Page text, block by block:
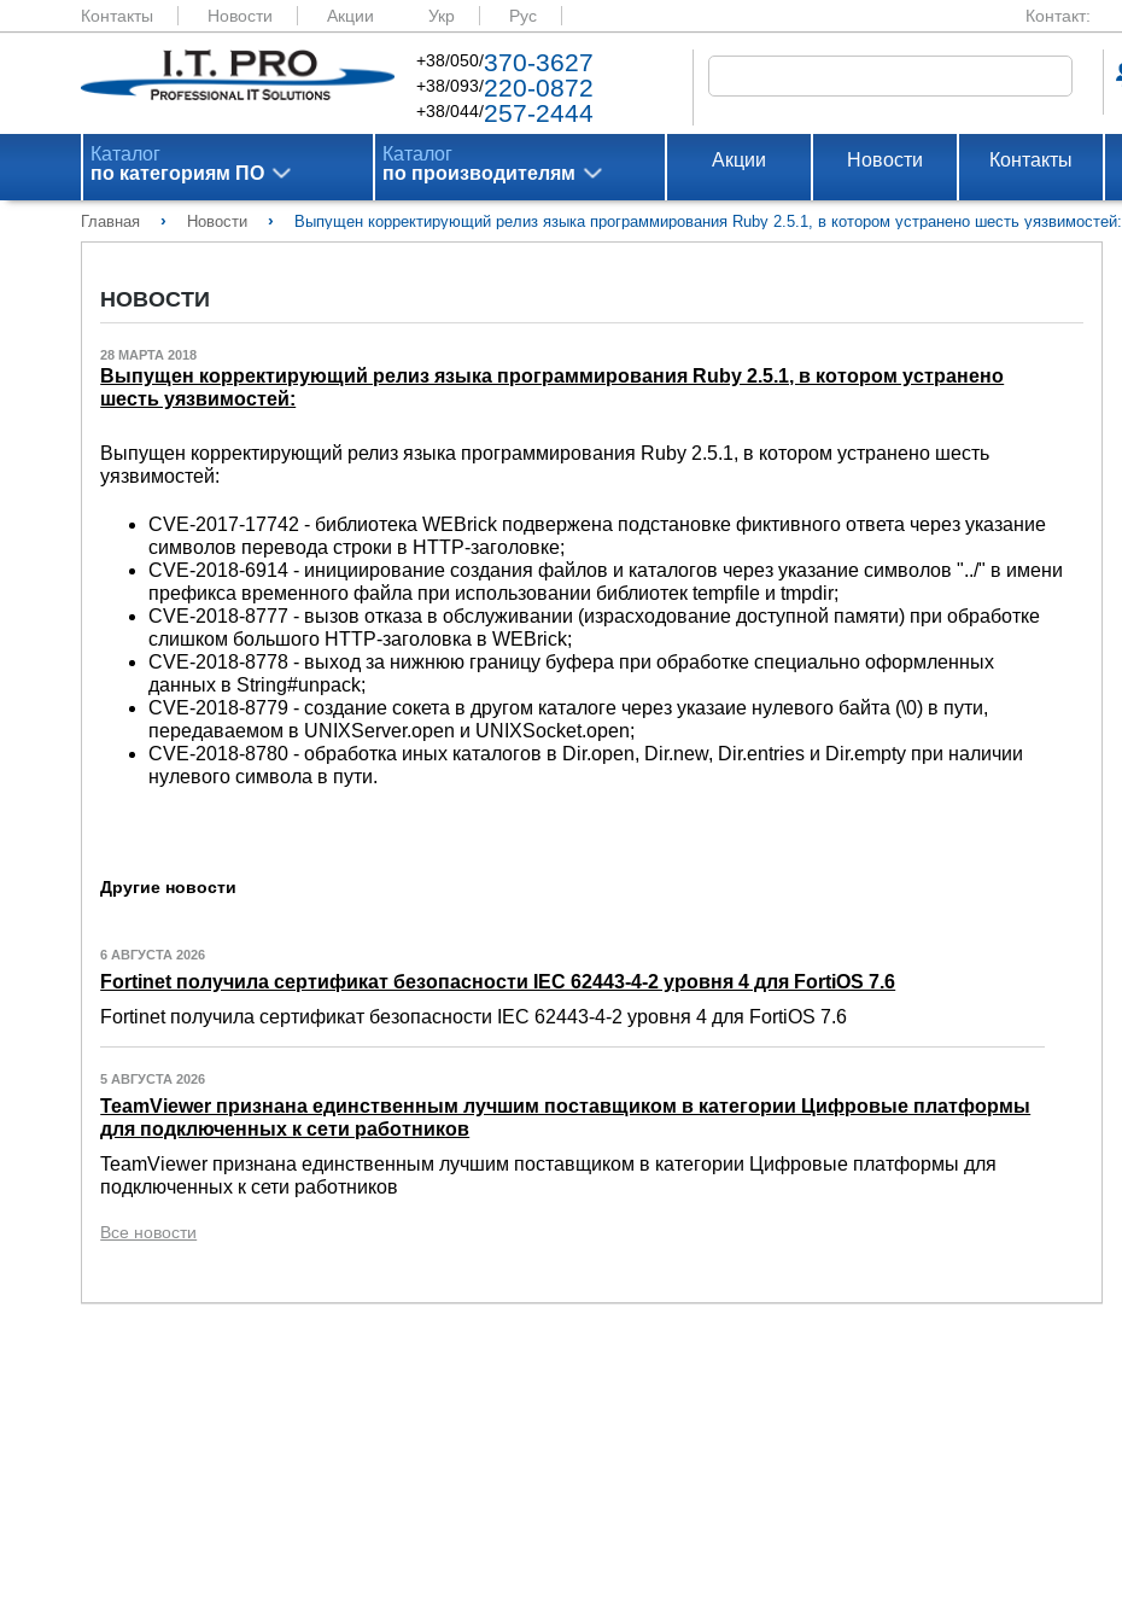
Контакты Новости Акции Укр Рус Контакт:
+38/050/370-3627
+38/093/220-0872
+38/044/257-2444
Каталог
по категориям ПО
Каталог
по производителям
Акции Новости Контакты
Главная › Новости › Выпущен корректирующий релиз языка программирования Ruby 2.5.1, в котором устранено шесть уязвимостей:
НОВОСТИ
28 МАРТА 2018
Выпущен корректирующий релиз языка программирования Ruby 2.5.1, в котором устранено
шесть уязвимостей:
Выпущен корректирующий релиз языка программирования Ruby 2.5.1, в котором устранено шесть
уязвимостей:
CVE-2017-17742 - библиотека WEBrick подвержена подстановке фиктивного ответа через указание
символов перевода строки в HTTP-заголовке;
CVE-2018-6914 - инициирование создания файлов и каталогов через указание символов "../" в имени
префикса временного файла при использовании библиотек tempfile и tmpdir;
CVE-2018-8777 - вызов отказа в обслуживании (израсходование доступной памяти) при обработке
слишком большого HTTP-заголовка в WEBrick;
CVE-2018-8778 - выход за нижнюю границу буфера при обработке специально оформленных
данных в String#unpack;
CVE-2018-8779 - создание сокета в другом каталоге через указаие нулевого байта (\0) в пути,
передаваемом в UNIXServer.open и UNIXSocket.open;
CVE-2018-8780 - обработка иных каталогов в Dir.open, Dir.new, Dir.entries и Dir.empty при наличии
нулевого символа в пути.
Другие новости
6 АВГУСТА 2026
Fortinet получила сертификат безопасности IEC 62443-4-2 уровня 4 для FortiOS 7.6
Fortinet получила сертификат безопасности IEC 62443-4-2 уровня 4 для FortiOS 7.6
5 АВГУСТА 2026
TeamViewer признана единственным лучшим поставщиком в категории Цифровые платформы
для подключенных к сети работников
TeamViewer признана единственным лучшим поставщиком в категории Цифровые платформы для
подключенных к сети работников
Все новости